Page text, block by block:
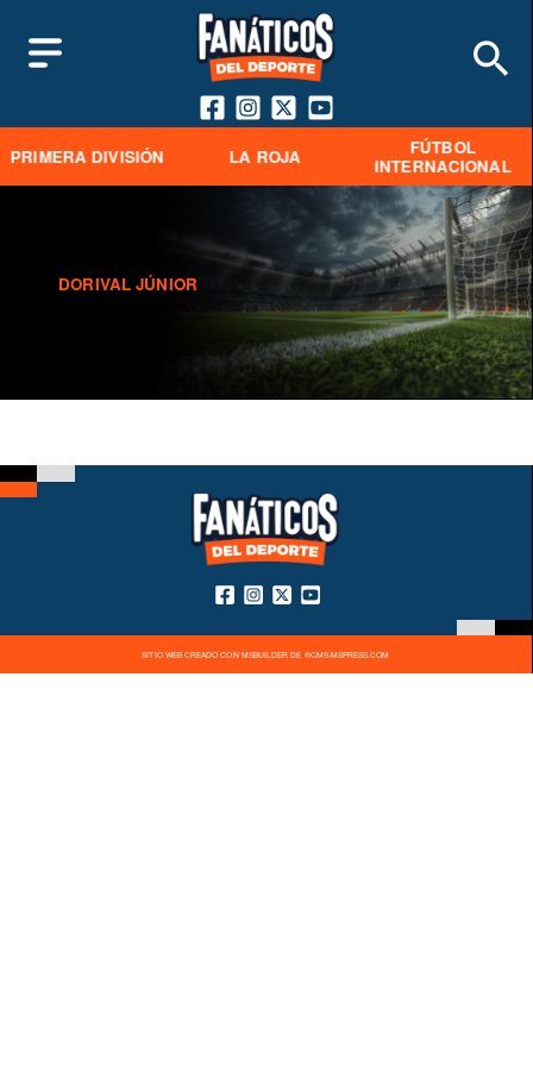
PRIMERA DIVISIÓN LA ROJA
FÚTBOL
INTERNACIONAL
DORIVAL JÚNIOR
SITIO WEB CREADO CON MSBUILDER DE ®CMS-MSPRESS.COM